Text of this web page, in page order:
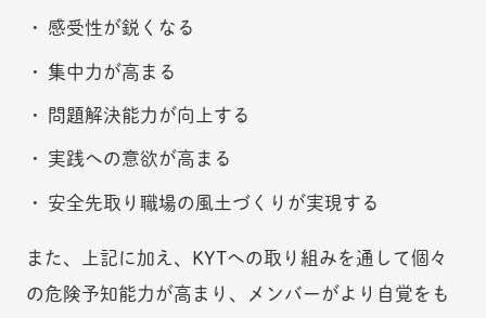
感受性が鋭くなる
集中力が高まる
問題解決能力が向上する
実践への意欲が高まる
安全先取り職場の風土づくりが実現する
また、上記に加え、KYTへの取り組みを通して個々
の危険予知能力が高まり、メンバーがより自覚をも